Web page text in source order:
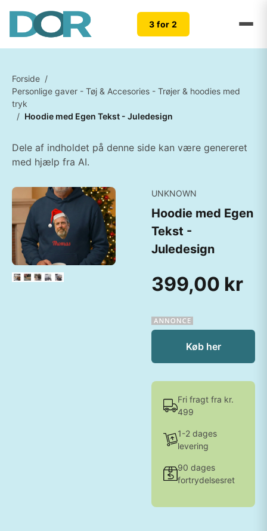
3 for 2
Forside /
Personlige gaver - Tøj & Accesories - Trøjer & hoodies med
tryk
/ Hoodie med Egen Tekst - Juledesign
Dele af indholdet på denne side kan være genereret
med hjælp fra AI.
UNKNOWN
Hoodie med Egen
Tekst -
Juledesign
399,00 kr
Køb her
Fri fragt fra kr.
499
1-2 dages
levering
90 dages
fortrydelsesret